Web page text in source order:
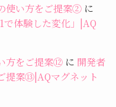
使い方をご提案②に
で体験した変化」|AQ
方をご提案⑫に 開発者
提案⑬|AQマグネット